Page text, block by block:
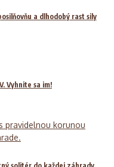
a dlhodobý rast sily
Vyhnite sa im!